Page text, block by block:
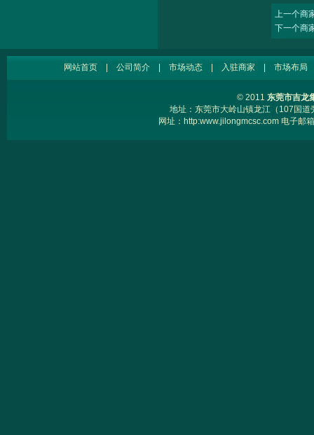
上一个商
下一个商
网站首页 公司简介 市场动态 入驻商家 市场布局
© 2011 东莞市吉龙
地址：东莞市大岭山镇龙江（107国
网址： http:www.jilongmcsc.com电子邮